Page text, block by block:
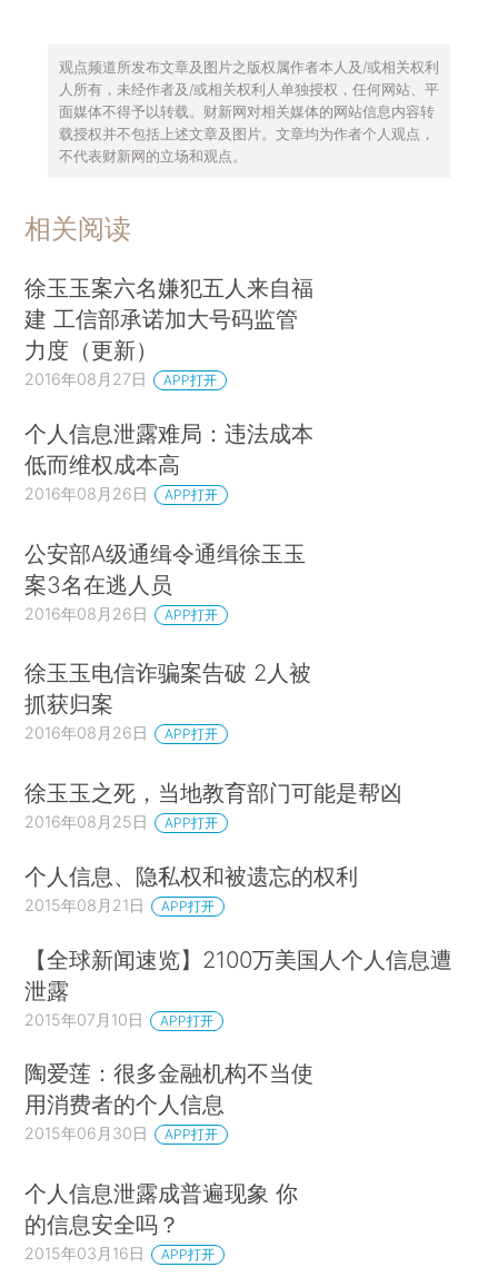
观点频道所发布文章及图片之版权属作者本人及/或相关权利
人所有，未经作者及/或相关权利人单独授权，任何网站、平
面媒体不得予以转载。财新网对相关媒体的网站信息内容转
载授权并不包括上述文章及图片。文章均为作者个人观点，
不代表财新网的立场和观点。
相关阅读
徐玉玉案六名嫌犯五人来自福
建 工信部承诺加大号码监管
力度（更新）
2016年08月27日 APP打开
个人信息泄露难局：违法成本
低而维权成本高
2016年08月26日 APP打开
公安部A级通缉令通缉徐玉玉
案3名在逃人员
2016年08月26日 APP打开
徐玉玉电信诈骗案告破 2人被
抓获归案
2016年08月26日 APP打开
徐玉玉之死，当地教育部门可能是帮凶
2016年08月25日 APP打开
个人信息、隐私权和被遗忘的权利
2015年08月21日 APP打开
【全球新闻速览】2100万美国人个人信息遭
泄露
2015年07月10日 APP打开
陶爱莲：很多金融机构不当使
用消费者的个人信息
2015年06月30日 APP打开
个人信息泄露成普遍现象 你
的信息安全吗？
2015年03月16日 APP打开